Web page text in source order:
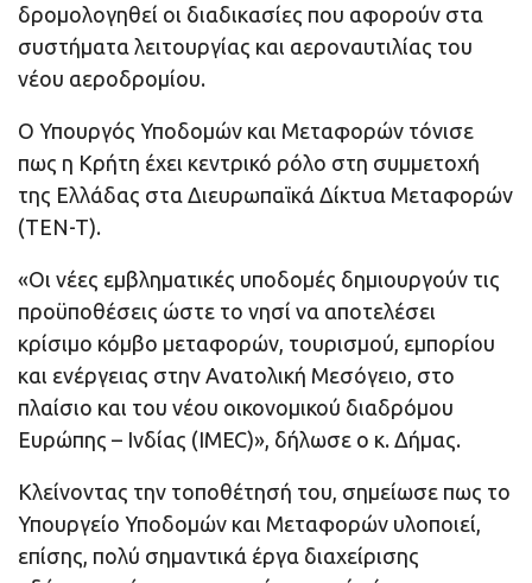
δρομολογηθεί οι διαδικασίες που αφορούν στα
συστήματα λειτουργίας και αεροναυτιλίας του
νέου αεροδρομίου.
Ο Υπουργός Υποδομών και Μεταφορών τόνισε
πως η Κρήτη έχει κεντρικό ρόλο στη συμμετοχή
της Ελλάδας στα Διευρωπαϊκά Δίκτυα Μεταφορών
(TEN-T).
«Οι νέες εμβληματικές υποδομές δημιουργούν τις
προϋποθέσεις ώστε το νησί να αποτελέσει
κρίσιμο κόμβο μεταφορών, τουρισμού, εμπορίου
και ενέργειας στην Ανατολική Μεσόγειο, στο
πλαίσιο και του νέου οικονομικού διαδρόμου
Ευρώπης – Ινδίας (IMEC)», δήλωσε ο κ. Δήμας.
Κλείνοντας την τοποθέτησή του, σημείωσε πως το
Υπουργείο Υποδομών και Μεταφορών υλοποιεί,
επίσης, πολύ σημαντικά έργα διαχείρισης